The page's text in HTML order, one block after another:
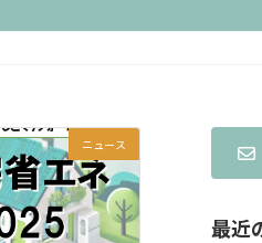
ニュース
最近